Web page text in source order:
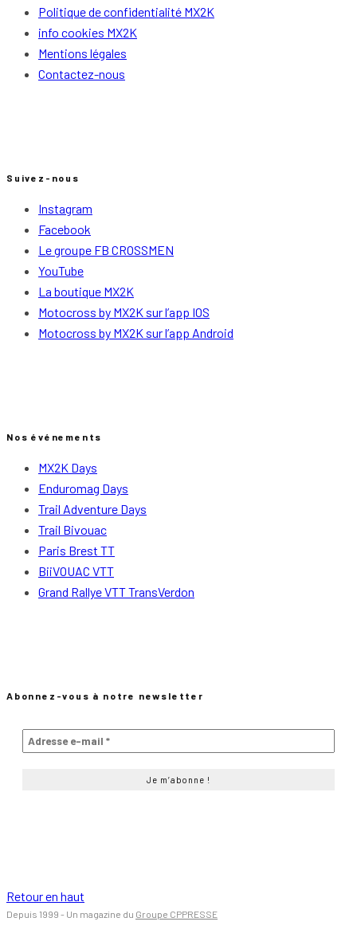
Politique de confidentialité MX2K
info cookies MX2K
Mentions légales
Contactez-nous
Suivez-nous
Instagram
Facebook
Le groupe FB CROSSMEN
YouTube
La boutique MX2K
Motocross by MX2K sur l’app IOS
Motocross by MX2K sur l’app Android
Nos événements
MX2K Days
Enduromag Days
Trail Adventure Days
Trail Bivouac
Paris Brest TT
BiiVOUAC VTT
Grand Rallye VTT TransVerdon
Abonnez-vous à notre newsletter
Retour en haut
Depuis 1999 - Un magazine du Groupe CPPRESSE